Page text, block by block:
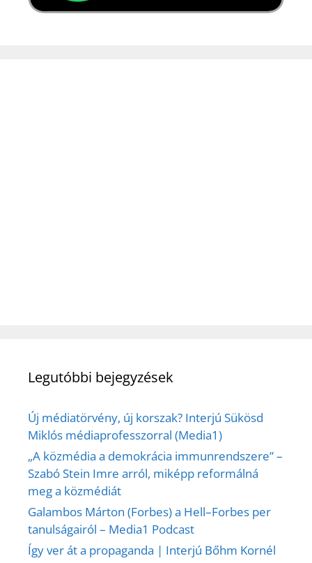
Legutóbbi bejegyzések
Új médiatörvény, új korszak? Interjú Sükösd
Miklós médiaprofesszorral (Media1)
„A közmédia a demokrácia immunrendszere” –
Szabó Stein Imre arról, miképp reformálná
meg a közmédiát
Galambos Márton (Forbes) a Hell–Forbes per
tanulságairól – Media1 Podcast
Így ver át a propaganda | Interjú Bőhm Kornél